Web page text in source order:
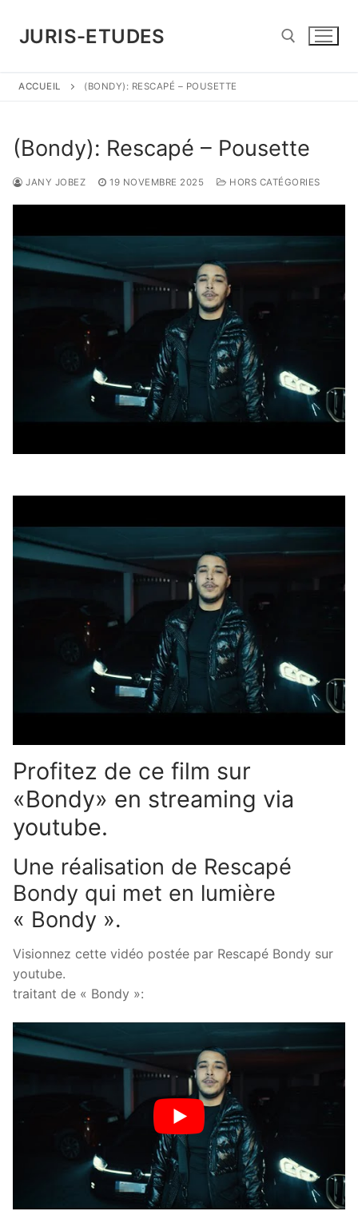
contenu
JURIS-ETUDES
ACCUEIL (BONDY): RESCAPÉ – POUSETTE
(Bondy): Rescapé – Pousette
JANY JOBEZ 19 NOVEMBRE 2025 HORS CATÉGORIES
Profitez de ce film sur
«Bondy» en streaming via
youtube.
Une réalisation de Rescapé
Bondy qui met en lumière
« Bondy ».
Visionnez cette vidéo postée par Rescapé Bondy sur
youtube.
traitant de « Bondy »: